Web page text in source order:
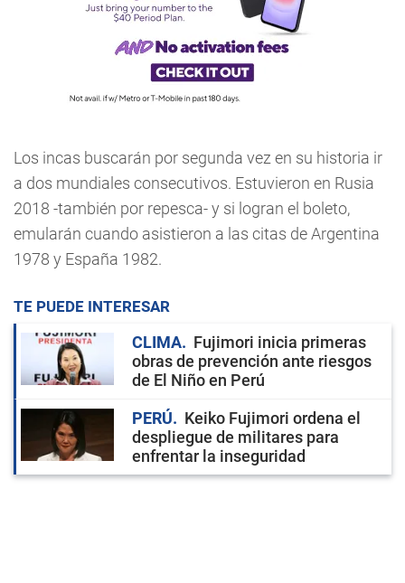
Los incas buscarán por segunda vez en su historia ir
a dos mundiales consecutivos. Estuvieron en Rusia
2018 -también por repesca- y si logran el boleto,
emularán cuando asistieron a las citas de Argentina
1978 y España 1982.
TE PUEDE INTERESAR
CLIMA
Fujimori inicia primeras
obras de prevención ante riesgos
de El Niño en Perú
PERÚ
Keiko Fujimori ordena el
despliegue de militares para
enfrentar la inseguridad